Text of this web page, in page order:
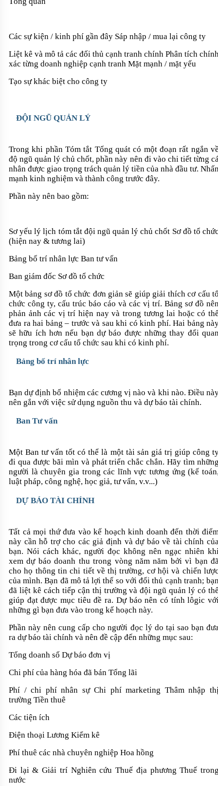
Các sự kiện / kinh phí gần đây Sáp nhập / mua lại công ty
Liệt kê và mô tả các đối thủ cạnh tranh chính Phân tích
xác từng doanh nghiệp cạnh tranh Mặt mạnh / mặt yếu
Tạo sự khác biệt cho công ty
ĐỘI NGŨ QUẢN LÝ
Trong khi phần Tóm tắt Tổng quát có một đoạn rất ngắn
độ ngũ quản lý chủ chốt, phần này nên đi vào chi tiết từng
nhân được giao trọng trách quản lý tiền của nhà đầu tư.
mạnh kinh nghiệm và thành công trước đây.
Phần này nên bao gồm:
Sơ yếu lý lịch tóm tắt đội ngũ quản lý chủ chốt Sơ đồ tổ
(hiện nay & tương lai)
Bảng bố trí nhân lực Ban tư vấn
Ban giám đốc Sơ đồ tổ chức
Một bảng sơ đồ tổ chức đơn giản sẽ giúp giải thích cơ cấu
chức công ty, cấu trúc báo cáo và các vị trí. Bảng sơ đồ
phản ảnh các vị trí hiện nay và trong tương lai hoặc có
đưa ra hai bảng – trước và sau khi có kinh phí. Hai bảng
sẽ hữu ích hơn nếu bạn dự báo được những thay đổi
trọng trong cơ cấu tổ chức sau khi có kinh phí.
Bảng bố trí nhân lực
Bạn dự định bổ nhiệm các cương vị nào và khi nào. Điều
nên gắn với việc sử dụng nguồn thu và dự báo tài chính.
Ban Tư vấn
Một Ban tư vấn tốt có thể là một tài sản giá trị giúp công
đi qua được bãi mìn và phát triển chắc chắn. Hãy tìm
người là chuyên gia trong các lĩnh vực tương ứng (kế
luật pháp, công nghệ, học giả, tư vấn, v.v...)
DỰ BÁO TÀI CHÍNH
Tất cả mọi thứ đưa vào kế hoạch kinh doanh đến thời
này cần hỗ trợ cho các giả định và dự báo về tài chính
bạn. Nói cách khác, người đọc không nên ngạc nhiên
xem dự báo doanh thu trong vòng năm năm bởi vì bạn
cho họ thông tin chi tiết về thị trường, cơ hội và chiến
của mình. Bạn đã mô tả lợi thế so với đối thủ cạnh tranh;
đã liệt kê cách tiếp cận thị trường và đội ngũ quản lý có
giúp đạt được mục tiêu đề ra. Dự báo nên có tính lôgic
những gì bạn đưa vào trong kế hoạch này.
Phần này nên cung cấp cho người đọc lý do tại sao bạn
ra dự báo tài chính và nên đề cập đến những mục sau:
Tổng doanh số Dự báo đơn vị
Chi phí của hàng hóa đã bán Tổng lãi
Phí / chi phí nhân sự Chi phí marketing Thâm nhập
trường Tiền thuê
Các tiện ích
Điện thoại Lương Kiểm kê
Phí thuê các nhà chuyên nghiệp Hoa hồng
Đi lại & Giải trí Nghiên cứu Thuế địa phương Thuế
nước